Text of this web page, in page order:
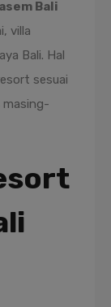
Bali
villa
Bali. Hal
sesuai
masing-